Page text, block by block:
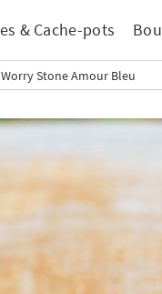
& Cache-pots
Worry Stone Amour Bleu